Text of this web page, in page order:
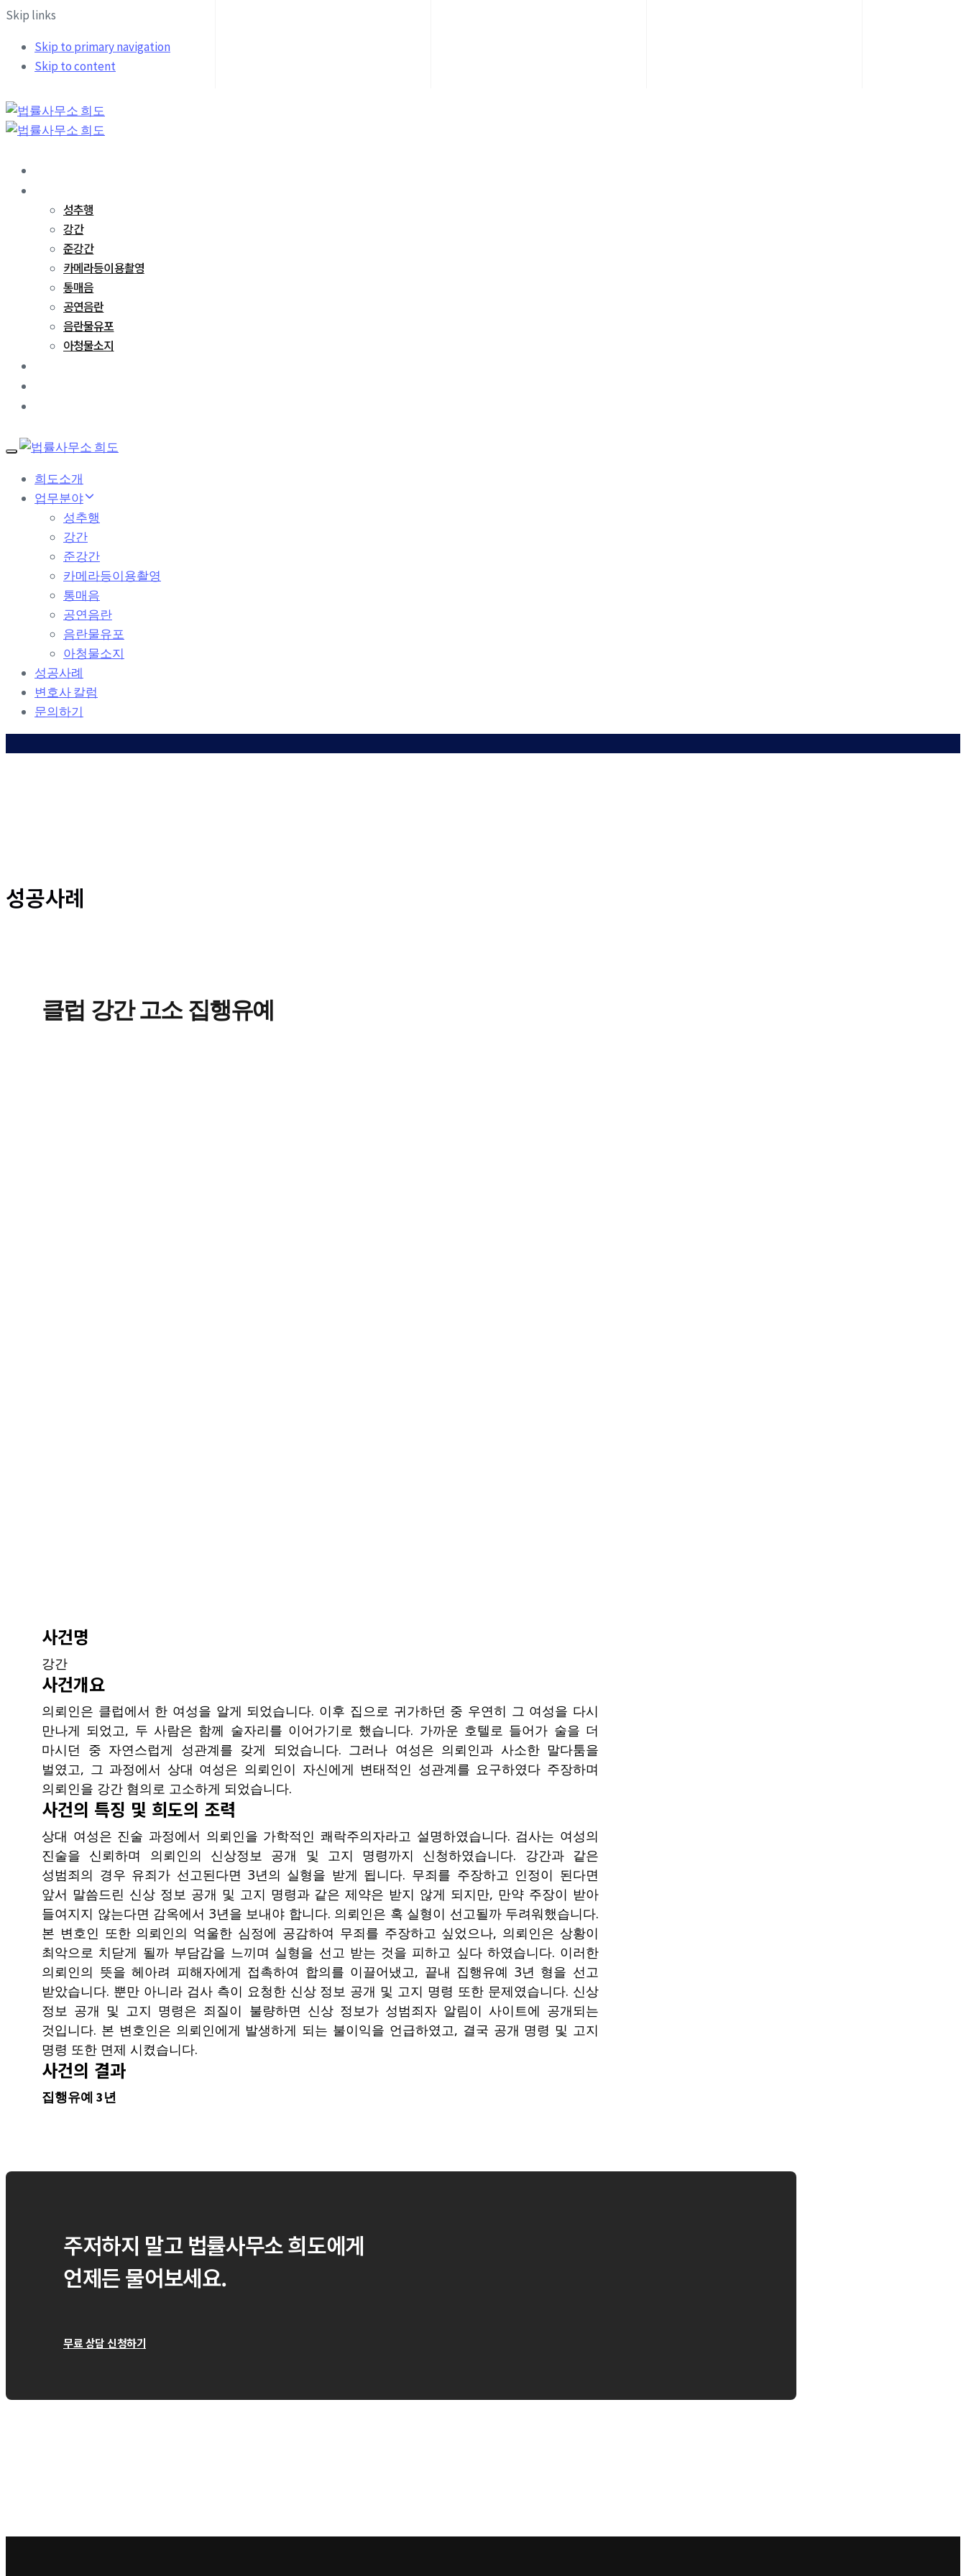
Skip links
Skip to primary navigation
Skip to content
성추행
강간
준강간
카메라등이용촬영
통매음
공연음란
음란물유포
아청물소지
T
희도소개
업무분야
성추행
강간
준강간
카메라등이용촬영
통매음
공연음란
음란물유포
아청물소지
성공사례
변호사 칼럼
문의하기
성공사례
클럽 강간 고소 집행유예
사건명
강간
사건개요
의뢰인은 클럽에서 한 여성을 알게 되었습니다. 이후 집으로 귀가하던 중 우연히 그 여성을 다시
만나게 되었고, 두 사람은 함께 술자리를 이어가기로 했습니다. 가까운 호텔로 들어가 술을 더
마시던 중 자연스럽게 성관계를 갖게 되었습니다. 그러나 여성은 의뢰인과 사소한 말다툼을
벌였고, 그 과정에서 상대 여성은 의뢰인이 자신에게 변태적인 성관계를 요구하였다 주장하며
의뢰인을 강간 혐의로 고소하게 되었습니다.
사건의 특징 및 희도의 조력
상대 여성은 진술 과정에서 의뢰인을 가학적인 쾌락주의자라고 설명하였습니다. 검사는 여성의
진술을 신뢰하며 의뢰인의 신상정보 공개 및 고지 명령까지 신청하였습니다. 강간과 같은
성범죄의 경우 유죄가 선고된다면 3년의 실형을 받게 됩니다. 무죄를 주장하고 인정이 된다면
앞서 말씀드린 신상 정보 공개 및 고지 명령과 같은 제약은 받지 않게 되지만, 만약 주장이 받아
들여지지 않는다면 감옥에서 3년을 보내야 합니다. 의뢰인은 혹 실형이 선고될까 두려워했습니다.
본 변호인 또한 의뢰인의 억울한 심정에 공감하여 무죄를 주장하고 싶었으나, 의뢰인은 상황이
최악으로 치닫게 될까 부담감을 느끼며 실형을 선고 받는 것을 피하고 싶다 하였습니다. 이러한
의뢰인의 뜻을 헤아려 피해자에게 접촉하여 합의를 이끌어냈고, 끝내 집행유예 3년 형을 선고
받았습니다. 뿐만 아니라 검사 측이 요청한 신상 정보 공개 및 고지 명령 또한 문제였습니다. 신상
정보 공개 및 고지 명령은 죄질이 불량하면 신상 정보가 성범죄자 알림이 사이트에 공개되는
것입니다. 본 변호인은 의뢰인에게 발생하게 되는 불이익을 언급하였고, 결국 공개 명령 및 고지
명령 또한 면제 시켰습니다.
사건의 결과
집행유예 3년
주저하지 말고 법률사무소 희도에게
언제든 물어보세요.
무료 상담 신청하기